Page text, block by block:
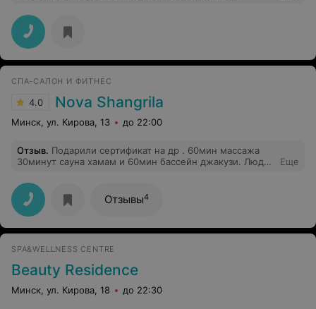
здесь с подругами в первый раз. Хорошее место.
Будем ходить!
СПА-САЛОН И ФИТНЕС
4.0 Nova Shangrila
Минск, ул. Кирова, 13 до 22:00
Отзыв. Подарили сертификат на др . 60мин массажа
30минут сауна хамам и 60мин бассейн джакузи. Людей
предварительной записи ( уточнили кого предпочитаю
мужчину или женщину) После массажа принесли чай.
Массаж очень понравился . Время не контролируют.
Фен не работал предложили в кабинете
парикмахера.Все понравилось рекомендую
Еще
Отзывы4
SPA&WELLNESS CENTRE
Beauty Residence
Минск, ул. Кирова, 18 до 22:30